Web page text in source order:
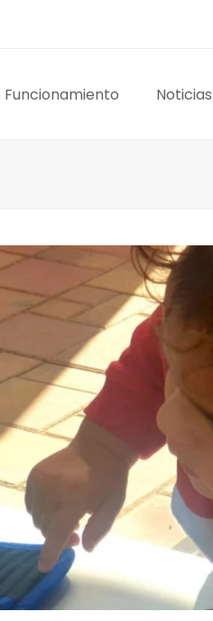
Funcionamiento Noticias